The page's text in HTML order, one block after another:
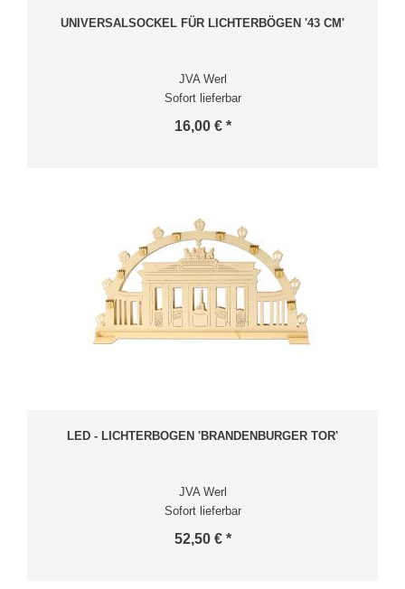
UNIVERSALSOCKEL FÜR LICHTERBÖGEN '43 CM'
JVA Werl
Sofort lieferbar
16,00 € *
LED - LICHTERBOGEN 'BRANDENBURGER TOR'
JVA Werl
Sofort lieferbar
52,50 € *